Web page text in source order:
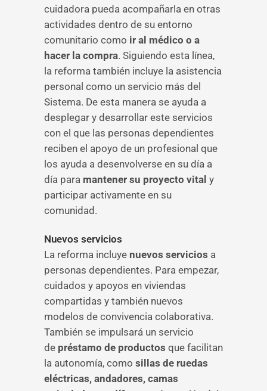
cuidadora pueda acompañarla en otras
actividades dentro de su entorno
comunitario como ir al médico o a
hacer la compra. Siguiendo esta línea,
la reforma también incluye la asistencia
personal como un servicio más del
Sistema. De esta manera se ayuda a
desplegar y desarrollar este servicios
con el que las personas dependientes
reciben el apoyo de un profesional que
los ayuda a desenvolverse en su día a
día para mantener su proyecto vital y
participar activamente en su
comunidad.
Nuevos servicios
La reforma incluye nuevos servicios a
personas dependientes. Para empezar,
cuidados y apoyos en viviendas
compartidas y también nuevos
modelos de convivencia colaborativa.
También se impulsará un servicio
de préstamo de productos que facilitan
la autonomía, como sillas de ruedas
eléctricas, andadores, camas